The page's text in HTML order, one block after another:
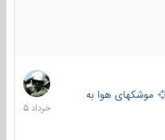
موشکهای هوا به سطح
30
خرداد
1405